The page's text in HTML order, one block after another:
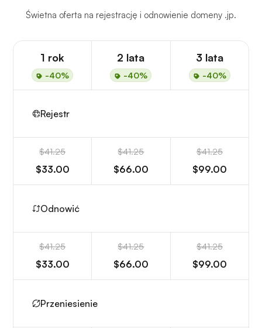
Świetna oferta na rejestrację i odnowienie domeny .jp.
1 rok
-40%
2 lata
-40%
3 lata
-40%
Rejestr
$41.25
$33.00
$41.25
$66.00
$41.25
$99.00
Odnowić
$41.25
$33.00
$41.25
$66.00
$41.25
$99.00
Przeniesienie